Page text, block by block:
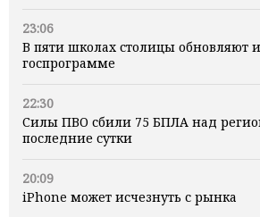
23:06
В пяти школах столицы обновляют
госпрограмме
22:30
Силы ПВО сбили 75 БПЛА над
последние сутки
20:09
iPhone может исчезнуть с рынка